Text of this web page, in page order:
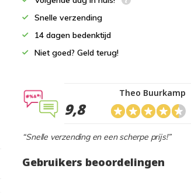
Snelle verzending
14 dagen bedenktijd
Niet goed? Geld terug!
9,8
Theo Buurkamp
“Snelle verzending en een scherpe prijs!”
Gebruikers beoordelingen